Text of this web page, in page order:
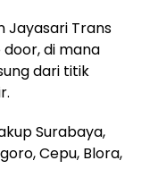
Jayasari Trans
di mana
dari titik
Surabaya,
Cepu, Blora,